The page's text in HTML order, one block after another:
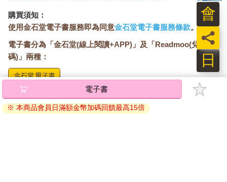
購買須知：
使用金石堂電子書服務即為同意金石堂電子書服務條款。
電子書分為「金石堂(線上閱讀+APP)」及「Readmoo(兌換
碼)」兩種：
將儲存於會員中心→電子書服務「我的e書櫃」，點選線上
閱讀直接開啟閱讀。
線上閱讀：
電子書
※ 本商品會員日滿額金幣加碼回饋最高15倍
日
員
會